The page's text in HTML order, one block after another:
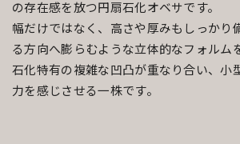
の存在感を放つ円扇石化オベサです。
幅だけではなく、高さや厚みもしっかり
る方向へ膨らむような立体的なフォルム
石化特有の複雑な凹凸が重なり合い、小
力を感じさせる一株です。